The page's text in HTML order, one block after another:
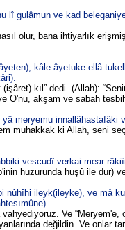
lî gulâmun ve kad
olur, bana ihtiyarlık
kâle âyetuke ellâ
kıl” dedi. (Allah):
O'nu, akşam ve sabah
meryemu innallâhastafâki
muhakkak ki Allah, seni
vescudî verkai mear
huzurunda huşû ile dur)
nûhîhi ileyk(ileyke), ve mâ
Ve
değildin. Ve onlar